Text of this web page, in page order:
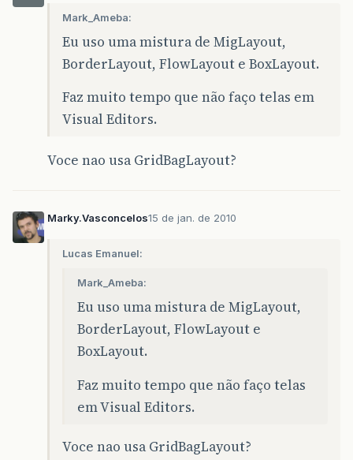
Mark_Ameba:
Eu uso uma mistura de MigLayout,
BorderLayout, FlowLayout e BoxLayout.
Faz muito tempo que não faço telas em
Visual Editors.
Voce nao usa GridBagLayout?
Marky.Vasconcelos15 de jan. de 2010
Lucas Emanuel:
Mark_Ameba:
Eu uso uma mistura de MigLayout,
BorderLayout, FlowLayout e
BoxLayout.
Faz muito tempo que não faço telas
em Visual Editors.
Voce nao usa GridBagLayout?